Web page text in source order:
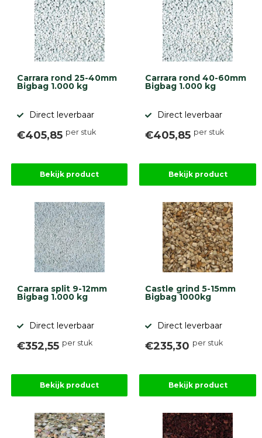
Carrara rond 25-40mm
Bigbag 1.000 kg
Direct leverbaar
€405,85 per stuk
Bekijk product
Carrara rond 40-60mm
Bigbag 1.000 kg
Direct leverbaar
€405,85 per stuk
Bekijk product
Carrara split 9-12mm
Bigbag 1.000 kg
Direct leverbaar
€352,55 per stuk
Bekijk product
Castle grind 5-15mm
Bigbag 1000kg
Direct leverbaar
€235,30 per stuk
Bekijk product